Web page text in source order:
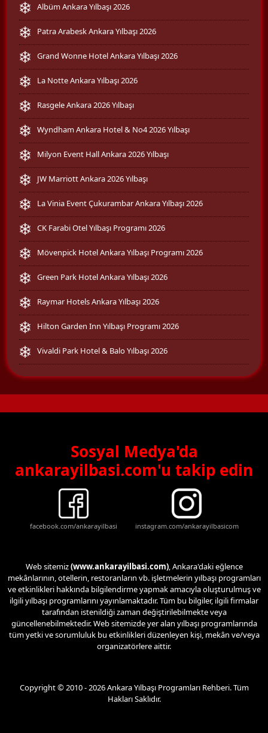
Albüm Ankara Yılbaşı 2026
Patra Arabesk Ankara Yılbaşı 2026
Grand Wonne Hotel Ankara Yılbaşı 2026
La Notte Ankara Yılbaşı 2026
Rasgele Ankara 2026 Yılbaşı
Wyndham Ankara Hotel & No4 2026 Yılbaşı
Milyon Event Hall Ankara 2026 Yılbaşı
JW Marriott Ankara 2026 Yılbaşı
La Vinia Event Çukurambar Ankara Yılbaşı 2026
CK Farabi Otel Yılbaşı Programı 2026
Mövenpick Hotel Ankara Yılbaşı Programı 2026
Green Park Hotel Ankara Yılbaşı 2026
Raymar Hotels Ankara Yılbaşı 2026
Hilton Garden Inn Yılbaşı Programı 2026
Vivaldi Park Hotel & Balo Yılbaşı 2026
Sosyal Medya'da
ankarayilbasi.com'u takip edin
facebook.com/ankarayilbasi instagram.com/ankarayilbasicom
Web sitemiz(www.ankarayilbasi.com), Ankara'daki eğlence
mekânlarının, otellerin, restoranların vb. işletmelerin yılbaşı programları
ve etkinlikleri hakkında bilgilendirme yapmak amacıyla oluşturulmuş ve
ilgili yılbaşı programlarını yayınlamaktadır. Tüm bu bilgiler, ilgili firmalar
tarafından istenildiği zaman değiştirilebilmekte veya
güncellenebilmektedir. Web sitemizde yer alan yılbaşı programlarında
tüm yetki ve sorumluluk bu etkinlikleri düzenleyen kişi, mekân ve/veya
organizatörlere aittir.
Copyright © 2010 - 2026 Ankara Yılbaşı Programları Rehberi. Tüm
Hakları Saklıdır.